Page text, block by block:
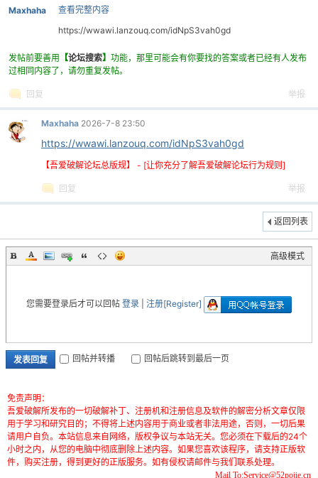
52
Maxhaha
查看完整内容
https://wwawi.lanzouq.com/idNpS3vah0gd
发帖前要善用 【论坛搜索】 功能，那里可能会有你要找的答案或者已经有人发布
过相同内容了，请勿重复发帖。
回复 举报
Maxhaha 2026-7-8 23:50
https://wwawi.lanzouq.com/idNpS3vah0gd
【吾爱破解论坛总版规】 - [让你充分了解吾爱破解论坛行为规则]
回复 举报
返回列表
高级模式
您需要登录后才可以回帖 登录 注册[Register]
发表回复 回帖并转播 回帖后跳转到最后一页
免责声明：
吾爱破解所发布的一切破解补丁、注册机和注册信息及软件的解密分析文章仅限
用于学习和研究目的；不得将上述内容用于商业或者非法用途，否则，一切后果
请用户自负。本站信息来自网络，版权争议与本站无关。您必须在下载后的24个
小时之内，从您的电脑中彻底删除上述内容。如果您喜欢该程序，请支持正版软
件，购买注册，得到更好的正版服务。如有侵权请邮件与我们联系处理。
Mail To:Service@52pojie.cn